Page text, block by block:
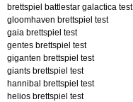
brettspiel battlestar galactica test
gloomhaven brettspiel test
gaia brettspiel test
gentes brettspiel test
giganten brettspiel test
giants brettspiel test
hannibal brettspiel test
helios brettspiel test